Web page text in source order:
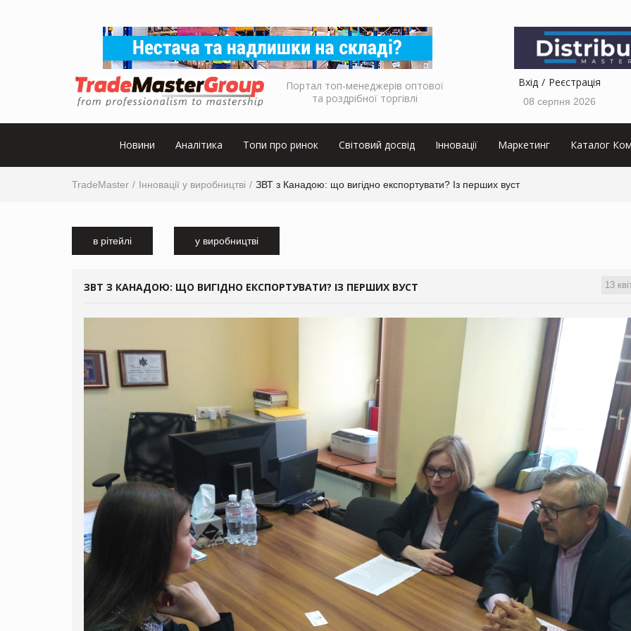
Портал топ-менеджерів оптової
та роздрібної торгівлі
Вхід Реєстрація
08 серпня 2026
Новини Аналітика Топи про ринок Світовий досвід Інновації Маркетинг Каталог
TradeMaster Інновації у виробництві ЗВТ з Канадою: що вигідно експортувати? Із перших вуст
в рітейлі у виробництві
13
ЗВТ З КАНАДОЮ: ЩО ВИГІДНО ЕКСПОРТУВАТИ? ІЗ ПЕРШИХ ВУСТ